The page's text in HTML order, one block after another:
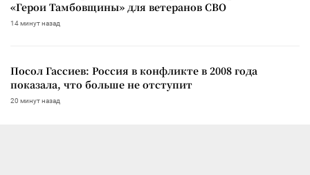
«Герои Тамбовщины» для ветеранов СВО
14 минут назад
Посол Гассиев: Россия в конфликте в 2008 года
показала, что больше не отступит
20 минут назад